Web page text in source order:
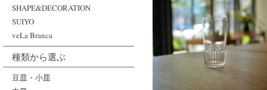
SHAPE&DECORATION
SUIYO
veLa Branca
種類から選ぶ
豆皿・小皿